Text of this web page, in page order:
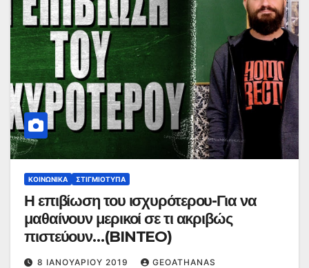
ΚΟΙΝΩΝΙΚΆ ΣΤΙΓΜΙΌΤΥΠΑ
Η επιβίωση του ισχυρότερου-Για να
μαθαίνουν μερικοί σε τι ακριβώς
πιστεύουν…(BINTEO)
8 ΙΑΝΟΥΑΡΊΟΥ 2019 GEOATHANAS